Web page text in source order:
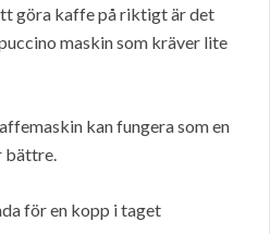
göra kaffe på riktigt är det
maskin som kräver lite
kan fungera som en
bättre.
för en kopp i taget